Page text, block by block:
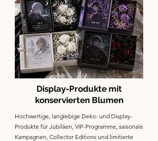
Display-Produkte mit
konservierten Blumen
Hochwertige, langlebige Deko- und Display-
Produkte für Jubiläen, VIP-Programme, saisonale
Kampagnen, Collector Editions und limitierte